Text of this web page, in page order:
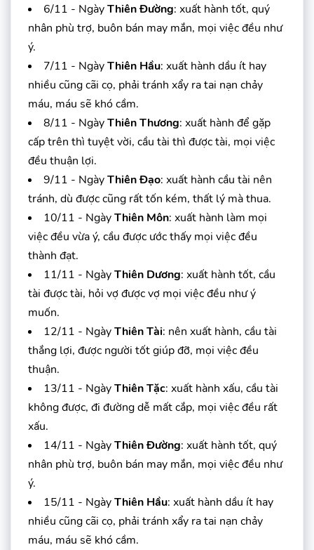
6/11 - NgàyThiên Đường: xuất hành tốt, quý
nhân phù trợ, buôn bán may mắn, mọi việc đều như
ý.
7/11 - NgàyThiên Hầu: xuất hành dầu ít hay
nhiều cũng cãi cọ, phải tránh xẩy ra tai nạn chảy
máu, máu sẽ khó cầm.
8/11 - NgàyThiên Thương: xuất hành để gặp
cấp trên thì tuyệt vời, cầu tài thì được tài, mọi việc
đều thuận lợi.
9/11 - NgàyThiên Đạo: xuất hành cầu tài nên
tránh, dù được cũng rất tốn kém, thất lý mà thua.
10/11 - NgàyThiên Môn: xuất hành làm mọi
việc đều vừa ý, cầu được ước thấy mọi việc đều
thành đạt.
11/11 - NgàyThiên Dương: xuất hành tốt, cầu
tài được tài, hỏi vợ được vợ mọi việc đều như ý
muốn.
12/11 - NgàyThiên Tài: nên xuất hành, cầu tài
thắng lợi, được người tốt giúp đỡ, mọi việc đều
thuận.
13/11 - NgàyThiên Tặc: xuất hành xấu, cầu tài
không được, đi đường dễ mất cắp, mọi việc đều rất
xấu.
14/11 - NgàyThiên Đường: xuất hành tốt, quý
nhân phù trợ, buôn bán may mắn, mọi việc đều như
ý.
15/11 - NgàyThiên Hầu: xuất hành dầu ít hay
nhiều cũng cãi cọ, phải tránh xẩy ra tai nạn chảy
máu, máu sẽ khó cầm.